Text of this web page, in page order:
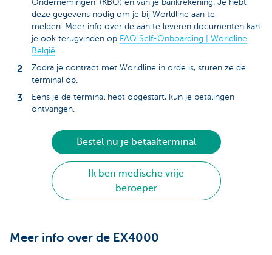
Ondernemingen' (KBO) en van je bankrekening. Je hebt
deze gegevens nodig om je bij Worldline aan te
melden. Meer info over de aan te leveren documenten kan
je ook terugvinden op FAQ Self-Onboarding | Worldline
België
Zodra je contract met Worldline in orde is, sturen ze de
terminal op.
Eens je de terminal hebt opgestart, kun je betalingen
ontvangen.
Bestel nu je betaalterminal
Ik ben medische vrije
beroeper
Meer info over de EX4000